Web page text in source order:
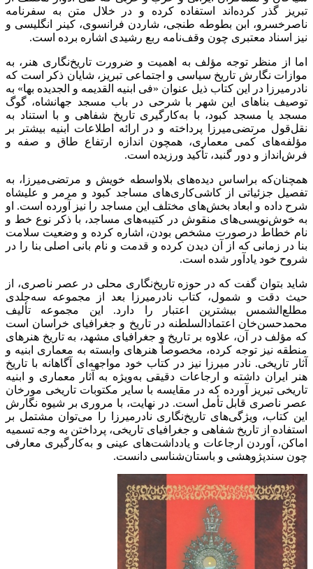
تبریز گذر کرده‌اند استفاده کرده و در خلال متن به سفرنامه
ناصرخسرو، ابن بطوطه طنجی، شاردن فرانسوی، کینر انگلیسی و
نیز اسناد معتبری چون وقف‌نامه ربع رشیدی اشاره برده است.
اما از منظر توجه مؤلف به اهمیت و ضرورت تاریخ‌نگاری هنر، به
موازات نگارش تاریخ سیاسی و اجتماعی تبریز، شایان ذکر است که
نادرمیرزا در این کتاب ذیل عنوان «فی ابنیه القدیمه و الجدیده بها» به
توصیف بناهای این شهر با شرحی در باب مسجد جهانشاه، گوگ
مسجد یا مسجد کبود، با به‌کارگیری تاریخ شفاهی و با استناد به
نقل‌قول مرتضی‌میرزا پرداخته و در ارائه اطلاعات ابنیه بیشتر بر
مؤلفه‌های کمی معماری، همچون اندازه ارتفاع طاق و صفه و
فرش‌انداز و دور گنبد، تأکید ورزیده است.
همچنان‌که براساس دیده‌های بلاواسطه خویش و مرتضی‌میرزا، به
تفصیل جزئیاتی از کاشی‌کاری‌های مساجد کبود و مرمر و علیشاه
شرح داده و ابعاد بخش‌های مختلف این مساجد را نیز آورده است. او
به خوش‌نویسی‌های منقوش در کتیبه‌های مساجد، با ذکر نوع خط و
نام خطاط درصورت مشخص بودن، اشاره کرده و وضعیت سلامت
بنا در زمانی که از آن دیدن کرده و قدمت و نام بانی اصلی بنا را در
شروح خود یادآور شده است.
شاید بتوان گفت که در حوزه تاریخ‌نگاری محلی در عصر ناصری، از
حیث دقت و شمول، کتاب نادرمیرزا بعد از مجموعه سه‌جلدی
مطلع‌الشمس بیشترین اعتبار را دارد. این مجموعه تألیف
محمدحسن‌خان اعتمادالسلطنه در تاریخ و جغرافیای خراسان است
که مؤلف در آن، علاوه بر تاریخ و جغرافیای مشهد، به تاریخ هنرهای
منطقه نیز توجه کرده، مخصوصاً هنرهای وابسته به معماری ابنیه و
آثار تاریخی. نادر میرزا نیز در کتاب خود مواجهه‌ای آگاهانه با تاریخ
هنر ایران داشته و ارجاعات دقیقی به‌ویژه به آثار معماری و ابنیه
تاریخی تبریز آورده که در مقایسه با سایر مکتوبات تاریخی مورخان
عصر ناصری قابل تأمل است. در نهایت، با مروری بر شیوه نگارش
این کتاب، ویژگی‌های تاریخ‌نگاری نادرمیرزا را می‌توان مشتمل بر
استفاده از تاریخ شفاهی و جغرافیای تاریخی، پرداختن به وجه تسمیه
اماکن، آوردن ارجاعات و یادداشت‌های عینی و به‌کارگیری معارفی
چون سندپژوهشی و باستان‌شناسی دانست.